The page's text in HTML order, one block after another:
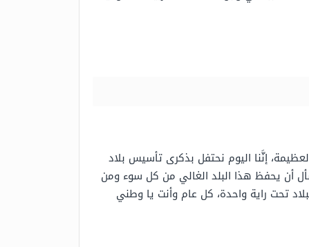
إنَّنا اليوم نحتفل بذكرى تأسيس بلاد
أن يحفظ هذا البلد الغالي من كل سوء ومن
تحت راية واحدة، كل عام وأنت يا وطني